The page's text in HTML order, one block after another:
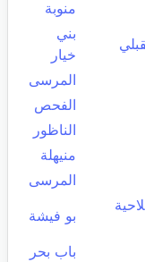
منوبة
بني
خيار
المرسى
الفحص
الناظور
منيهلة
المرسى
بو فيشة
باب بحر